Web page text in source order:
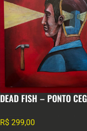
DEAD FISH – PONTO
R$ 299,00